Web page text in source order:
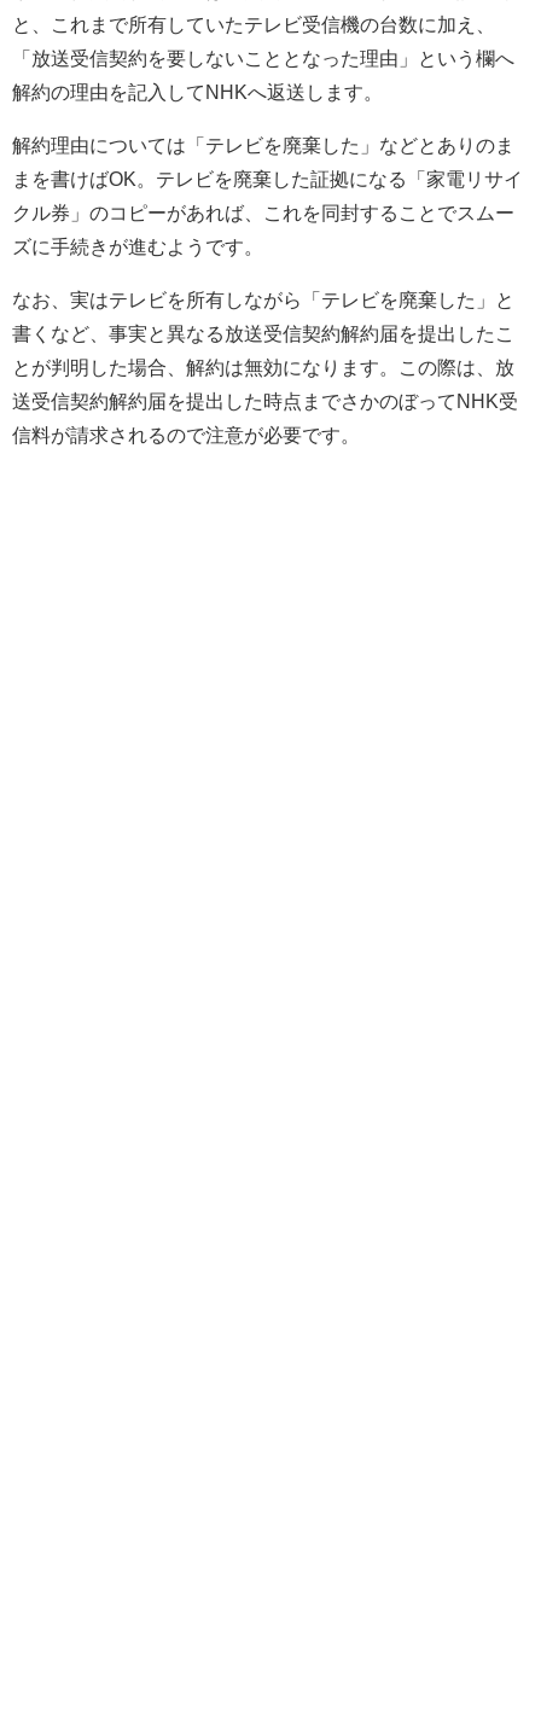
と、これまで所有していたテレビ受信機の台数に加え、
「放送受信契約を要しないこととなった理由」という欄へ
解約の理由を記入してNHKへ返送します。
解約理由については「テレビを廃棄した」などとありのま
まを書けばOK。テレビを廃棄した証拠になる「家電リサイ
クル券」のコピーがあれば、これを同封することでスムー
ズに手続きが進むようです。
なお、実はテレビを所有しながら「テレビを廃棄した」と
書くなど、事実と異なる放送受信契約解約届を提出したこ
とが判明した場合、解約は無効になります。この際は、放
送受信契約解約届を提出した時点までさかのぼってNHK受
信料が請求されるので注意が必要です。